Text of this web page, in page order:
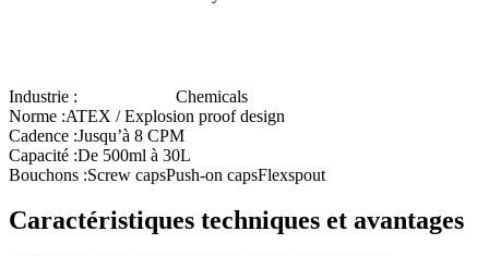
Industrie :
Chemicals
Norme :ATEX / Explosion proof design
Cadence :Jusqu’à 8 CPM
Capacité :De 500ml à 30L
Bouchons :Screw capsPush-on capsFlexspout
Caractéristiques techniques et avantages